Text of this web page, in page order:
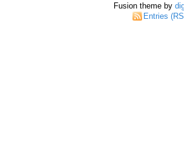
Fusion theme by
Entries